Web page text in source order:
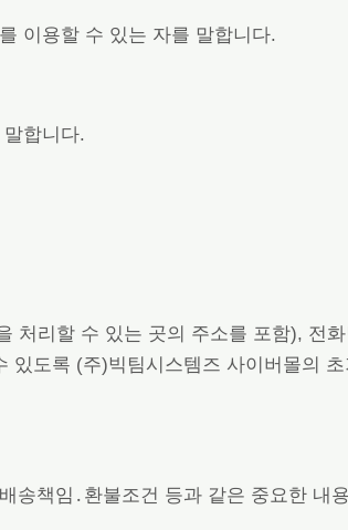
이용할 수 있는 자를 말합니다.
합니다.
리할 수 있는 곳의 주소를 포함), 전
도록 (주)빅팀시스템즈 사이버몰의
책임․환불조건 등과 같은 중요한 내